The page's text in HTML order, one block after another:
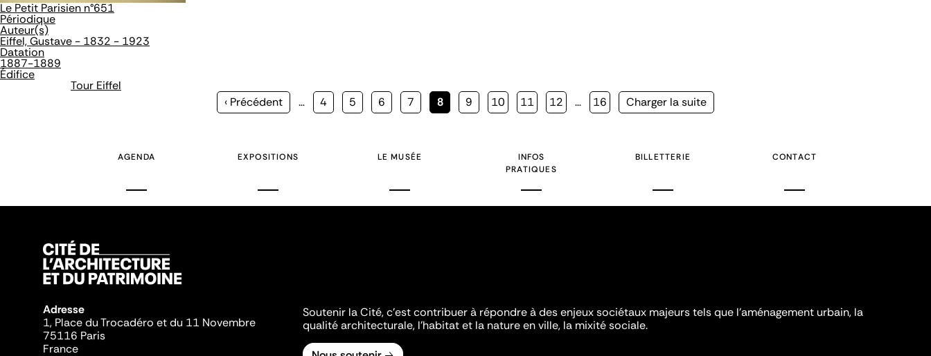
Le Petit Parisien n°651
Périodique
Auteur(s)
Eiffel, Gustave - 1832 - 1923
Datation
1887-1889
Édifice
Tour Eiffel
Page
‹ Précédent … Page
4 Page
5 Page
6 Page
7
Page
8 Page
9 Page
10 Page
11 Page
12 … Page
16
Page
Charger la suite
AGENDA EXPOSITIONS LE MUSÉE
INFOS
PRATIQUES
BILLETTERIE CONTACT
Adresse
1, Place du Trocadéro et du 11 Novembre
75116 Paris
France
Soutenir la Cité, c'est contribuer à répondre à des enjeux sociétaux majeurs tels que l'aménagement urbain, la
qualité architecturale, l'habitat et la nature en ville, la mixité sociale.